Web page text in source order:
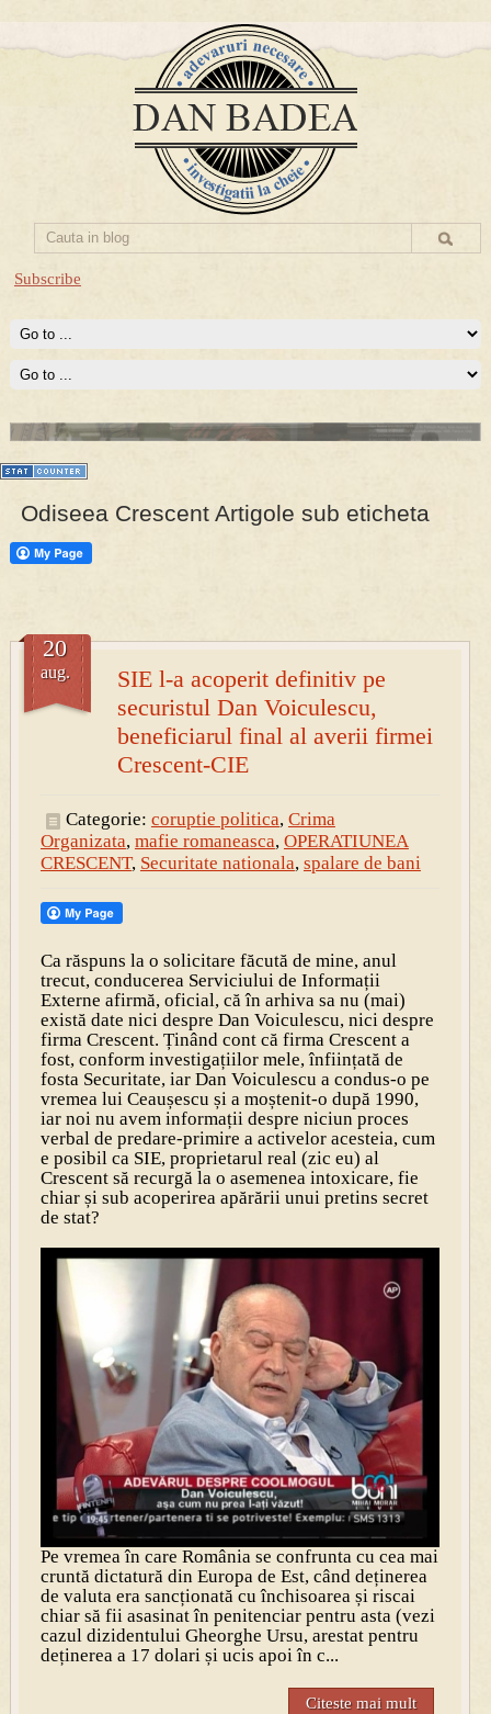
Subscribe
PRESA
Permise pentru vânătoarea de porci în costume, cu gulere albe
Prima mea carte publicata (Nemira)
Averea Presedintelui: prima lucrare despre controversatele
conturi secrete ale Securitatii.
Odiseea Crescent Artigole sub eticheta
SIE l-a acoperit definitiv pe
securistul Dan Voiculescu,
beneficiarul final al averii firmei
Crescent-CIE
20
aug.
Categorie: coruptie politica, Crima
Organizata, mafie romaneasca, OPERATIUNEA
CRESCENT, Securitate nationala, spalare de bani
Ca răspuns la o solicitare făcută de mine, anul
trecut, conducerea Serviciului de Informații
Externe afirmă, oficial, că în arhiva sa nu (mai)
există date nici despre Dan Voiculescu, nici despre
firma Crescent. Ținând cont că firma Crescent a
fost, conform investigațiilor mele, înființată de
fosta Securitate, iar Dan Voiculescu a condus-o pe
vremea lui Ceaușescu și a moștenit-o după 1990,
iar noi nu avem informații despre niciun proces
verbal de predare-primire a activelor acesteia, cum
e posibil ca SIE, proprietarul real (zic eu) al
Crescent să recurgă la o asemenea intoxicare, fie
chiar și sub acoperirea apărării unui pretins secret
de stat?
Pe vremea în care România se confrunta cu cea mai
cruntă dictatură din Europa de Est, când deținerea
de valuta era sancționată cu închisoarea și riscai
chiar să fii asasinat în penitenciar pentru asta (vezi
cazul dizidentului Gheorghe Ursu, arestat pentru
deținerea a 17 dolari și ucis apoi în c...
Citeste mai mult